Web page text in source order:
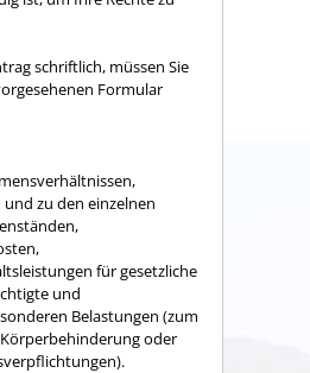
schriftlich, müssen Sie
Formular
zu den einzelnen
für gesetzliche
und
Belastungen (zum
oder